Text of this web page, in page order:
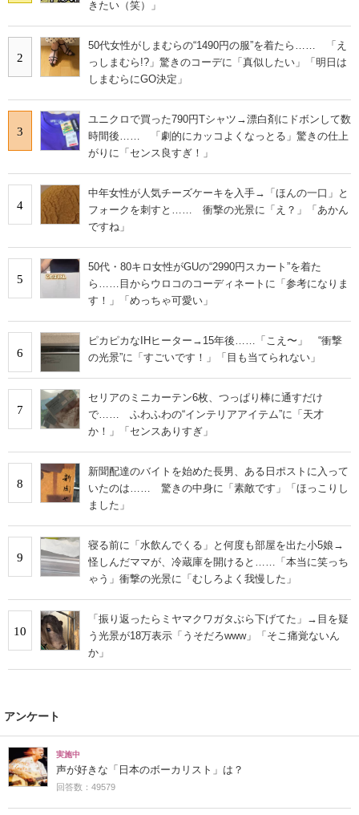
きたい（笑）」
2
50代女性がしまむらの“1490円の服”を着たら…… 「え
っしまむら!?」驚きのコーデに「真似したい」「明日は
しまむらにGO決定」
3
ユニクロで買った790円Tシャツ→漂白剤にドボンして数
時間後…… 「劇的にカッコよくなっとる」驚きの仕上
がりに「センス良すぎ！」
4
中年女性が人気チーズケーキを入手→「ほんの一口」と
フォークを刺すと…… 衝撃の光景に「え？」「あかん
ですね」
5
50代・80キロ女性がGUの“2990円スカート”を着た
ら……目からウロコのコーディネートに「参考になりま
す！」「めっちゃ可愛い」
6
ピカピカなIHヒーター→15年後……「こえ〜」 “衝撃
の光景”に「すごいです！」「目も当てられない」
7
セリアのミニカーテン6枚、つっぱり棒に通すだけ
で…… ふわふわの“インテリアアイテム”に「天才
か！」「センスありすぎ」
8
新聞配達のバイトを始めた長男、ある日ポストに入って
いたのは…… 驚きの中身に「素敵です」「ほっこりし
ました」
9
寝る前に「水飲んでくる」と何度も部屋を出た小5娘→
怪しんだママが、冷蔵庫を開けると……「本当に笑っち
ゃう」衝撃の光景に「むしろよく我慢した」
10
「振り返ったらミヤマクワガタぶら下げてた」→目を疑
う光景が18万表示「うそだろwww」「そこ痛覚ないん
か」
アンケート
実施中
声が好きな「日本のボーカリスト」は？
回答数：49579